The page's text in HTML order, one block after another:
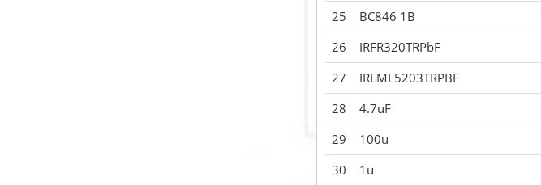
25
BC846 1B
26
IRFR320TRPbF
27
IRLML5203TRPBF
28
4.7uF
29
100u
30
1u